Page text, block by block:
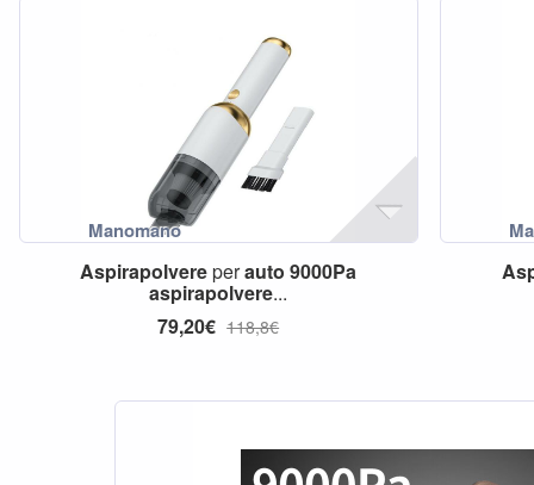
Aspirapolvereperauto 9000Pa
aspirapolvere...
79,20€ 118,8€